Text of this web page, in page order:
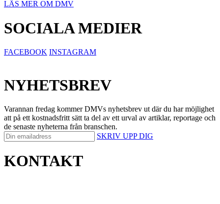
LÄS MER OM DMV
SOCIALA MEDIER
FACEBOOK INSTAGRAM
NYHETSBREV
Varannan fredag kommer DMVs nyhetsbrev ut där du har möjlighet
att på ett kostnadsfritt sätt ta del av ett urval av artiklar, reportage och
de senaste nyheterna från branschen.
SKRIV UPP DIG
KONTAKT